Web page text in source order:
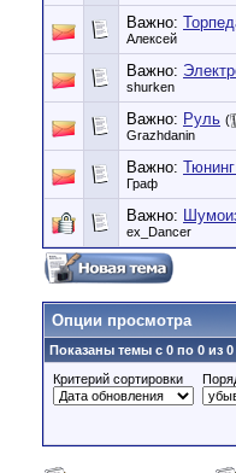
Важно:
Алексей
Важно:
shurken
Важно: Руль (
Grazhdanin
Важно:
Граф
Важно:
ex_Dancer
Опции просмотра
Показаны темы с 0 по 0 из 0
Критерий сортировки